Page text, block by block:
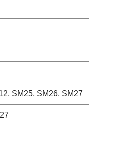
SM25, SM26, SM27